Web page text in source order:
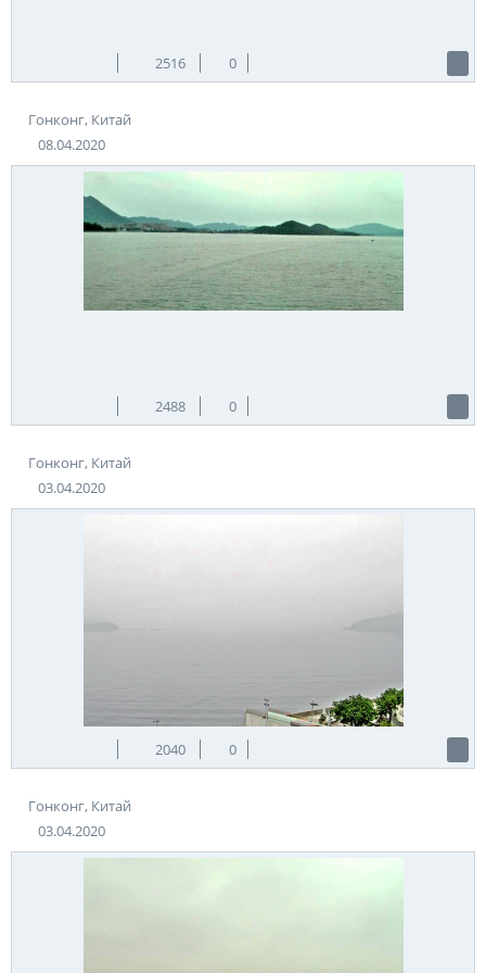
2516 0
Гонконг, Китай
08.04.2020
2488 0
Гонконг, Китай
03.04.2020
2040 0
Гонконг, Китай
03.04.2020